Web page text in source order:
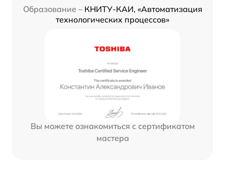
Образование – КНИТУ-КАИ, «Автоматизация
технологических процессов»
Вы можете ознакомиться с сертификатом
мастера